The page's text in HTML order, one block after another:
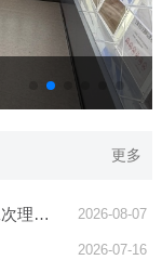
更多
我会召开四届二次会员代表大会暨四届二次理事会 2026-08-07
2026-07-16